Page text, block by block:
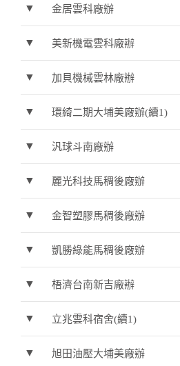
▼ 金居雲科廠辦
▼ 美新機電雲科廠辦
▼ 加貝機械雲林廠辦
▼ 環綺二期大埔美廠辦(續1)
▼ 汎球斗南廠辦
▼ 麗光科技馬稠後廠辦
▼ 金智塑膠馬稠後廠辦
▼ 凱勝綠能馬稠後廠辦
▼ 梧濟台南新吉廠辦
▼ 立兆雲科宿舍(續1)
▼ 旭田油壓大埔美廠辦